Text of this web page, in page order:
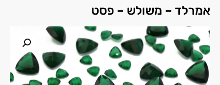
אמרלד – משולש – פסט